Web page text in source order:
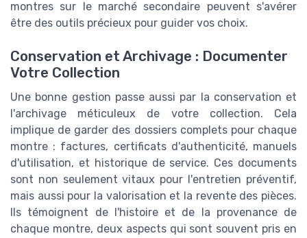
montres sur le marché secondaire peuvent s'avérer
être des outils précieux pour guider vos choix.
Conservation et Archivage : Documenter
Votre Collection
Une bonne gestion passe aussi par la conservation et
l'archivage méticuleux de votre collection. Cela
implique de garder des dossiers complets pour chaque
montre : factures, certificats d'authenticité, manuels
d'utilisation, et historique de service. Ces documents
sont non seulement vitaux pour l'entretien préventif,
mais aussi pour la valorisation et la revente des pièces.
Ils témoignent de l'histoire et de la provenance de
chaque montre, deux aspects qui sont souvent pris en